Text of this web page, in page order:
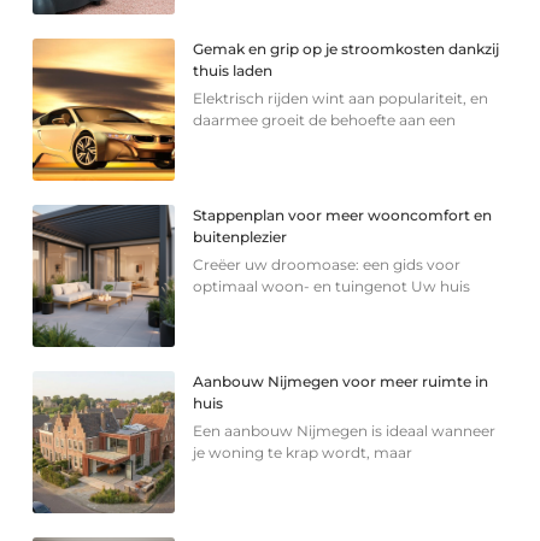
Gemak en grip op je stroomkosten dankzij
thuis laden
Elektrisch rijden wint aan populariteit, en
daarmee groeit de behoefte aan een
Stappenplan voor meer wooncomfort en
buitenplezier
Creëer uw droomoase: een gids voor
optimaal woon- en tuingenot Uw huis
Aanbouw Nijmegen voor meer ruimte in
huis
Een aanbouw Nijmegen is ideaal wanneer
je woning te krap wordt, maar